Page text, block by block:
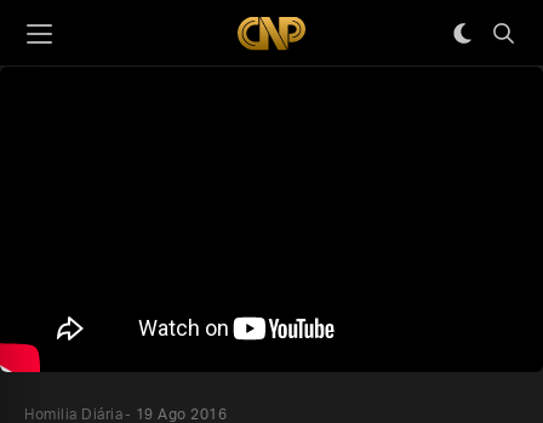
Homilia Diária 19 Ago 2016